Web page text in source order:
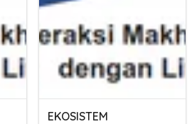
EKOSISTEM